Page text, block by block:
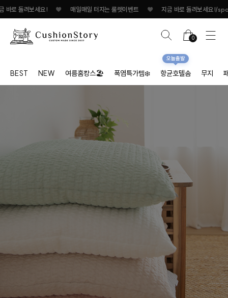
매일 터지는 룰렛이벤트 ♥ 지금 바로 돌려보세요! ♥ 매일매일 터지는 룰렛이벤
0
BEST NEW 여름홈캉스🏖 폭염특가템❄️ 항균호텔솜
오늘출발
무지